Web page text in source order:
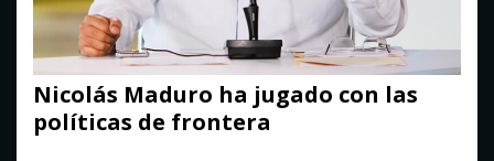
Nicolás Maduro ha jugado con las
políticas de frontera